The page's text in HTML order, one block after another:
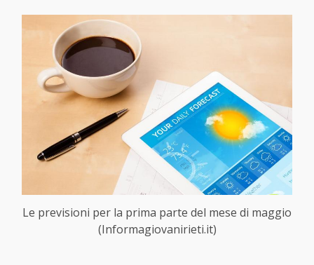
Le previsioni per la prima parte del mese di maggio
(Informagiovanirieti.it)